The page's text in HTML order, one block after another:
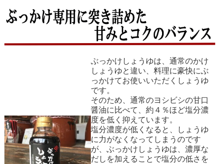
ぶっかけしょうゆは、通常のかけ
しょうゆと違い、料理に豪快にぶ
っかけてお使いいただくしょうゆ
です。
そのため、通常のヨシビシの甘口
醤油に比べて、約４％ほど塩分濃
度を低く抑えています。
塩分濃度が低くなると、しょうゆ
に力がなくなってしまうのです
が、ぶっかけしょうゆは、濃厚な
だしを加えることで塩分の低さを